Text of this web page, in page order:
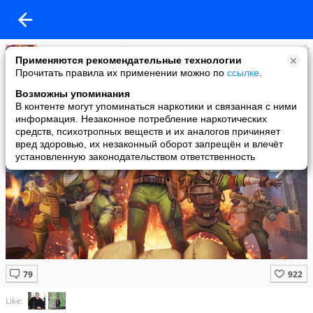
Применяются рекомендательные технологии
Прочитать правила их применении можно по ссылке
Возможны упоминания
В контенте могут упоминаться наркотики и связанная с ними
информация. Незаконное потребление наркотических
средств, психотропных веществ и их аналогов причиняет
вред здоровью, их незаконный оборот запрещён и влечёт
установленную законодательством ответственность
Игра «Кризис!» – официальная группа
added a photo
06 Jun в 11:59
Like: